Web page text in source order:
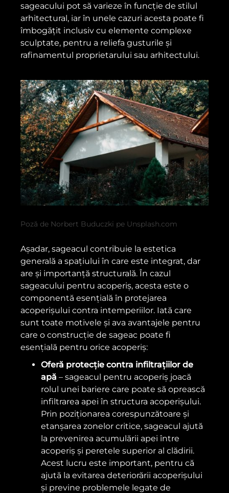
sageacului pot să varieze în funcție de stilul
arhitectural, iar în unele cazuri acesta poate fi
îmbogățit inclusiv cu elemente complexe
sculptate, pentru a reliefa gusturile și
rafinamentul proprietarului sau arhitectului.
Poză de Norbert Buduczki pe Unsplash.com
Așadar, sageacul contribuie la estetica
generală a spațiului în care este integrat, dar
are și importanță structurală. În cazul
sageacului pentru acoperiș, acesta este o
componentă esențială în protejarea
acoperișului contra intemperiilor. Iată care
sunt toate motivele și ava avantajele pentru
care o construcție de sageac poate fi
esențială pentru orice acoperiș:
Oferă protecție contra infiltrațiilor de
apă – sageacul pentru acoperiș joacă
rolul unei bariere care poate să oprească
infiltrarea apei în structura acoperișului.
Prin poziționarea corespunzătoare și
etanșarea zonelor critice, sageacul ajută
la prevenirea acumulării apei între
acoperiș și peretele superior al clădirii.
Acest lucru este important, pentru că
ajută la evitarea deteriorării acoperișului
și previne problemele legate de